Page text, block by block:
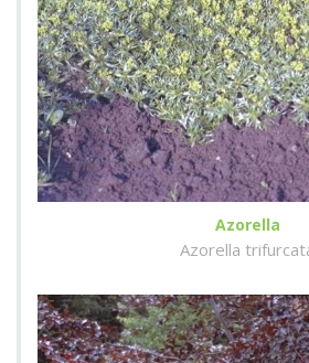
Azorella
Azorella